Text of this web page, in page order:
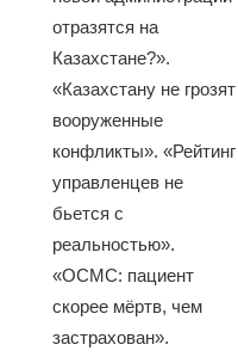
отразятся на
Казахстане?».
«Казахстану не грозят
вооруженные
конфликты». «Рейтинг
управленцев не
бьется с
реальностью».
«ОСМС: пациент
скорее мёртв, чем
застрахован».